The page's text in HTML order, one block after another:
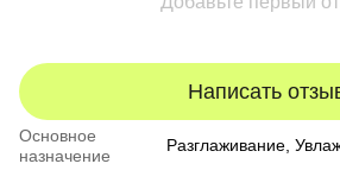
Написать
Основное
назначение
Разглаживание,